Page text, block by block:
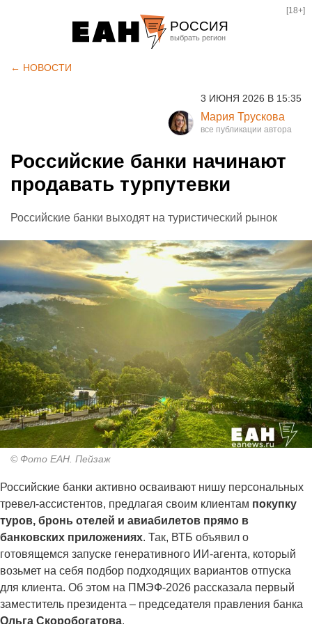
РОССИЯ
Курган
Оренбург
[18+]
← НОВОСТИ
3 ИЮНЯ 2026 В 15:35
Мария Трускова
Российские банки начинают
продавать турпутевки
Российские банки выходят на туристический рынок
© Фото ЕАН. Пейзаж
Российские банки активно осваивают нишу персональных
тревел-ассистентов, предлагая своим клиентам покупку
туров, бронь отелей и авиабилетов прямо в
банковских приложениях. Так, ВТБ объявил о
готовящемся запуске генеративного ИИ-агента, который
возьмет на себя подбор подходящих вариантов отпуска
для клиента. Об этом на ПМЭФ-2026 рассказала первый
заместитель президента – председателя правления банка
Ольга Скоробогатова.